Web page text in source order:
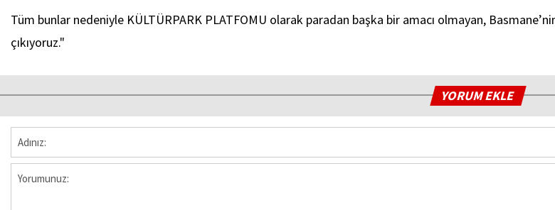
Tüm bunlar nedeniyle KÜLTÜRPARK PLATFOMU olarak paradan başka bir amacı olmayan,
çıkıyoruz."
YORUM EKLE